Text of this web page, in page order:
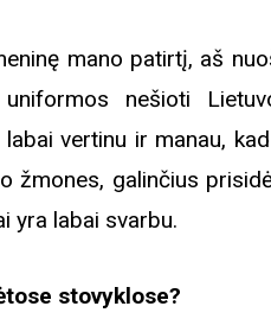
mano patirtį, aš
nešioti
vertinu ir manau,
žmones, galinčius
yra labai svarbu.
stovyklose?